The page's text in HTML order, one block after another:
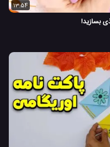
13:54
بسازید!